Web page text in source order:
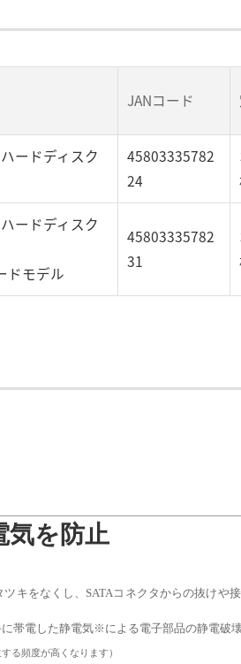
JANコード
ードディスク
45803335782
24
ードディスク
ドモデル
45803335782
31
気を防止
キをなくし、SATAコネクタからの抜けや
帯電した静電気※による電子部品の静電破壊
る頻度が高くなります）